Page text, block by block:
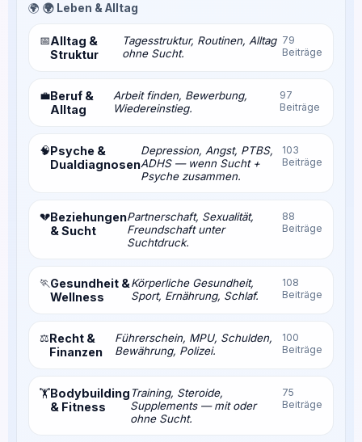
🌍 🌍 Leben & Alltag
📅Alltag &
Struktur
Tagesstruktur, Routinen, Alltag
ohne Sucht.
79
Beiträge
💼Beruf &
Alltag
Arbeit finden, Bewerbung,
Wiedereinstieg.
97
Beiträge
🧠Psyche &
Dualdiagnosen
Depression, Angst, PTBS,
ADHS — wenn Sucht +
Psyche zusammen.
103
Beiträge
💔Beziehungen
& Sucht
Partnerschaft, Sexualität,
Freundschaft unter
Suchtdruck.
88
Beiträge
🏃Gesundheit &
Wellness
Körperliche Gesundheit,
Sport, Ernährung, Schlaf.
108
Beiträge
⚖️Recht &
Finanzen
Führerschein, MPU, Schulden,
Bewährung, Polizei.
100
Beiträge
🏋️Bodybuilding
& Fitness
Training, Steroide,
Supplements — mit oder
ohne Sucht.
75
Beiträge